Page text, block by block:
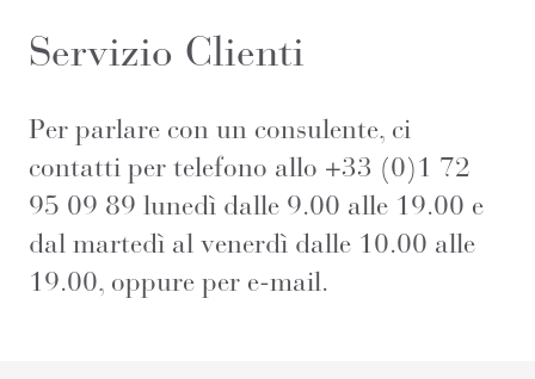
Servizio Clienti
Per parlare con un consulente, ci
contatti per telefono allo +33 (0)1 72
95 09 89 lunedì dalle 9.00 alle 19.00 e
dal martedì al venerdì dalle 10.00 alle
19.00, oppure per e-mail.